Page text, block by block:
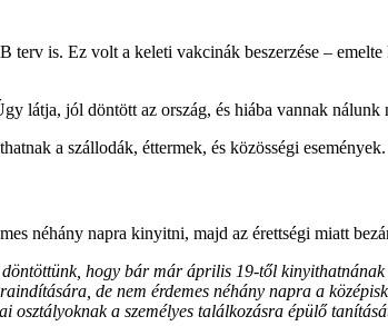
terv is. Ez volt a keleti vakcinák beszerzése –
látja, jól döntött az ország, és hiába vannak
a szállodák, éttermek, és közösségi
néhány napra kinyitni, majd az érettségi miatt
hogy bár már április 19-től
de nem érdemes néhány napra a
osztályoknak a személyes találkozásra épülő